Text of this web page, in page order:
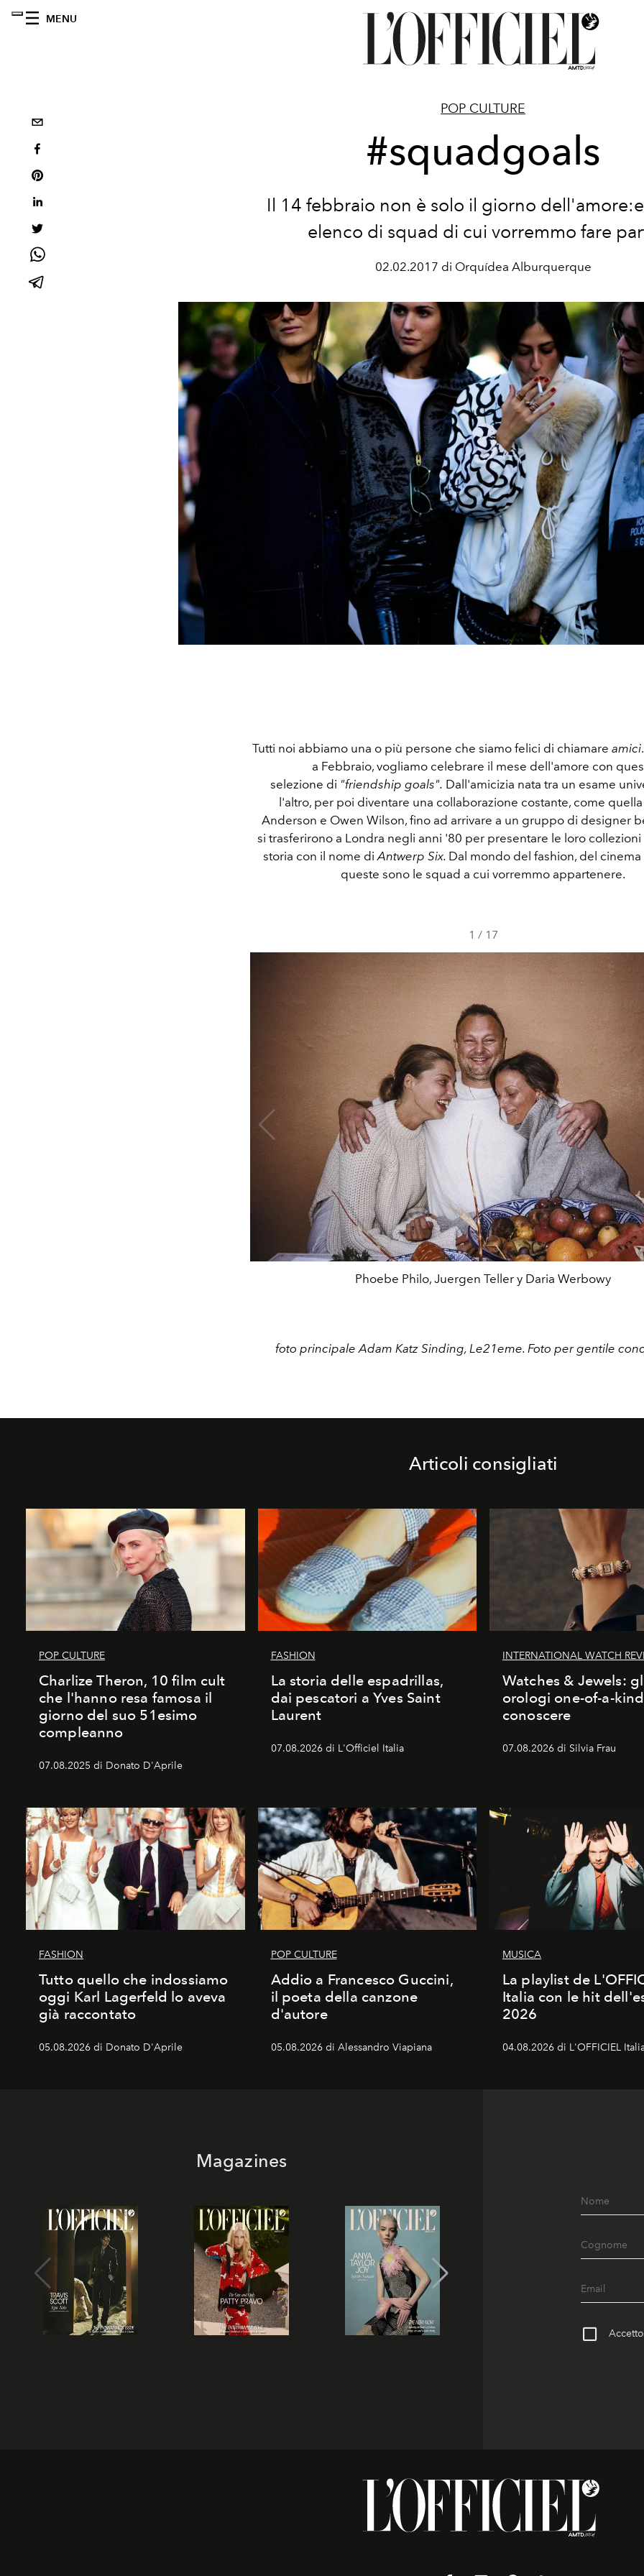
MENU
POP CULTURE
#squadgoals
Il 14 febbraio non è solo il giorno
elenco di squad di cui vorremmo fare
02.02.2017 di Orquídea Alburquerque
Tutti noi abbiamo una o più persone che siamo felici di chiamare amici
a Febbraio, vogliamo celebrare il mese dell'amore con
selezione di "friendship goals". Dall'amicizia nata tra un esame
l'altro, per poi diventare una collaborazione costante, come quella
Anderson e Owen Wilson, fino ad arrivare a un gruppo di designer
si trasferirono a Londra negli anni '80 per presentare le loro collezioni
storia con il nome diAntwerp Six. Dal mondo del fashion, del
queste sono le squad a cui vorremmo appartenere.
1 / 17
Phoebe Philo, Juergen Teller y Daria Werbowy
foto principale Adam Katz Sinding, Le21eme. Foto per gentile
Articoli consigliati
POP CULTURE
Charlize Theron, 10 film cult
che l'hanno resa famosa il
giorno del suo 51esimo
compleanno
07.08.2025 di Donato D'Aprile
FASHION
La storia delle espadrillas,
dai pescatori a Yves Saint
Laurent
07.08.2026 di L'Officiel Italia
INTERNATIONAL WATCH
Watches & Jewels:
orologi one-of-a-
conoscere
07.08.2026 di Silvia Frau
FASHION
Tutto quello che indossiamo
oggi Karl Lagerfeld lo aveva
già raccontato
05.08.2026 di Donato D'Aprile
POP CULTURE
Addio a Francesco Guccini,
il poeta della canzone
d'autore
05.08.2026 di Alessandro Viapiana
MUSICA
La playlist de
Italia con le hit
2026
04.08.2026 di L'OFFICIEL
Magazines